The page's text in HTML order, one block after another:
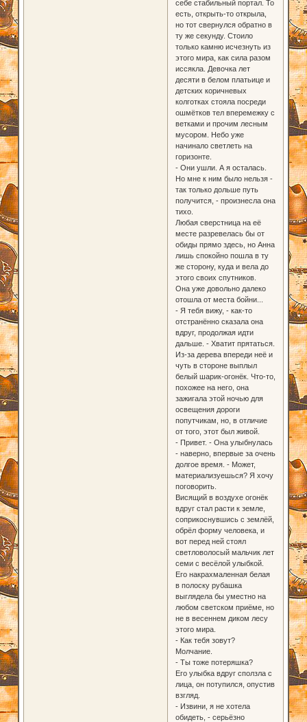
себе стабильный портал. То
есть, открыть-то открыла,
но тот свернулся обратно в
ту же секунду. Стоило
только камню исчезнуть из
этого мира, как сила разом
иссякла. Девочка лет
десяти в белом платьице и
детских коричневых
колготках стояла посреди
ошмётков тел вперемежку с
ветками и прочим лесным
мусором. Небо уже
начинало светлеть на
горизонте.
- Они ушли. А я осталась.
Но мне к ним было нельзя -
так только дольше путь
получится, - произнесла она
тихо.
Любая сверстница на её
месте разревелась бы от
обиды прямо здесь, но Анна
лишь спокойно пошла в ту
же сторону, куда и вела до
этого своих спутников.
Она уже довольно далеко
отошла от места бойни...
- Я тебя вижу, - как-то
отстранённо сказала она
вдруг, продолжая идти
дальше. - Хватит прятаться.
Из-за дерева впереди неё и
чуть в стороне выплыл
белый шарик-огонёк. Что-то,
похожее на него, она
зажигала этой ночью для
освещения дороги
попутчикам, но, в отличие
от того, этот был живой.
- Привет. - Она улыбнулась
- наверно, впервые за очень
долгое время. - Может,
материализуешься? Я хочу
поговорить.
Висящий в воздухе огонёк
вдруг стал расти к земле,
соприкоснувшись с землёй,
обрёл форму человека, и
вот перед ней стоял
светловолосый мальчик лет
семи с весёлой улыбкой.
Его накрахмаленная белая
в полоску рубашка
выглядела бы уместно на
любом светском приёме, но
не в весеннем диком лесу
этого мира.
- Как тебя зовут?
Молчание.
- Ты тоже потеряшка?
Его улыбка вдруг сползла с
лица, он потупился, опустив
взгляд.
- Извини, я не хотела
обидеть, - серьёзно